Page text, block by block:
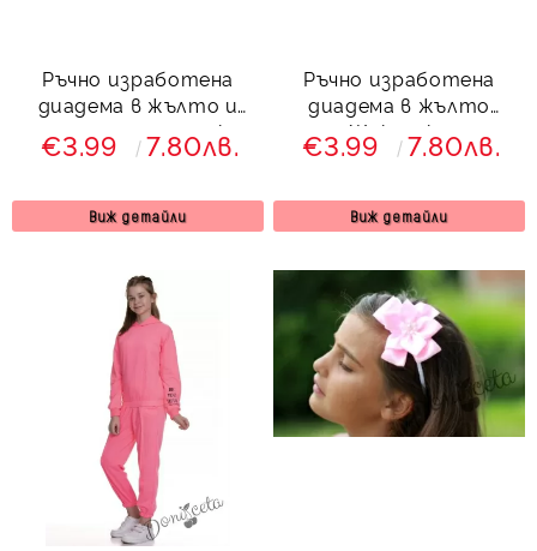
Ръчно изработена
диадема в жълто и
черно тип панделка
€3.99 7.80лв.
Виж детайли
Ръчно изработена
диадема в жълто
Жаклинка
€3.99 7.80лв.
Виж детайли